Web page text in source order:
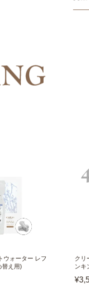
ウォーター レフ
替え用)
クリ
ンキ